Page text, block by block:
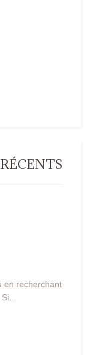
en recherchant